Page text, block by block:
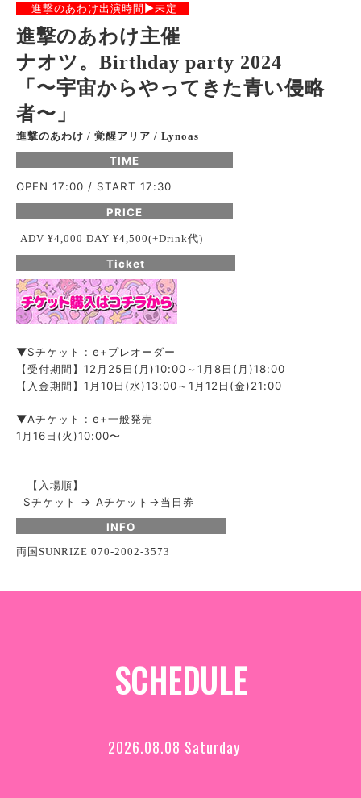
進撃のあわけ出演時間▶︎未定
進撃のあわけ主催
ナオツ。 Birthday party 2024
「〜宇宙からやってきた青い侵略
者〜」
進撃のあわけ / 覚醒アリア / Lynoas
TIME
OPEN 17:00 / START 17:30
PRICE
ADV ¥4,000 DAY ¥4,500(+Drink代)
Ticket
▼Sチケット : e+プレオーダー
【受付期間】12月25日(月)10:00～1月8日(月)18:00
【入金期間】1月10日(水)13:00～1月12日(金)21:00
▼Aチケット : e+一般発売
1月16日(火)10:00〜
【入場順】
Sチケット → Aチケット→当日券
INFO
両国SUNRIZE 070-2002-3573
SCHEDULE
2026.08.08 Saturday